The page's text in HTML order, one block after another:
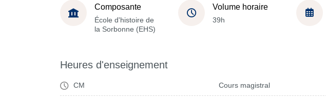
Composante
École d'histoire de
la Sorbonne (EHS)
Volume horaire
39h
Heures d'enseignement
CM Cours magistral